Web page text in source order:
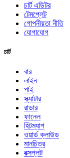
চার্ট এডিটর
টেমপ্লেট
গোপনীয়তা নীতি
যোগাযোগ
চার্ট
বার
লাইন
পাই
স্ক্যাটার
রাডার
ফানেল
হিটম্যাপ
ওয়ার্ড ক্লাউড
মানচিত্র
বক্সপ্লট